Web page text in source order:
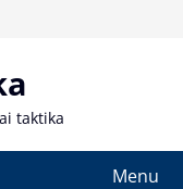
taktika
Menu